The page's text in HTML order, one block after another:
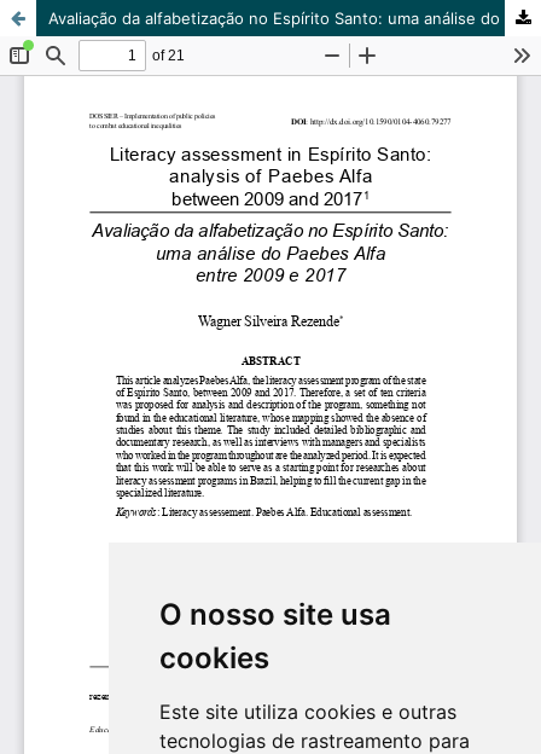
O nosso site usa
cookies
Este site utiliza cookies e outras
tecnologias de rastreamento para
Avaliação da alfabetização no Espírito Santo: uma análise do Paebes Alfa entre 2009 e 2017